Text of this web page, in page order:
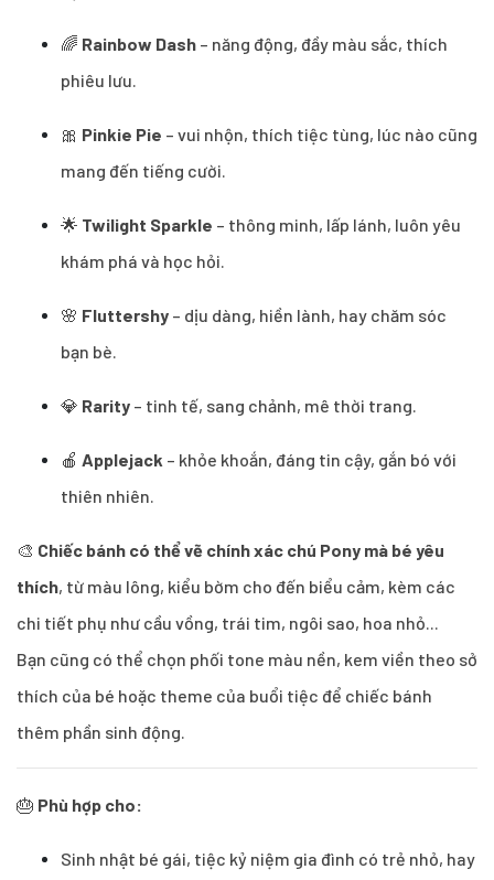
🌈 Rainbow Dash – năng động, đầy màu sắc, thích
phiêu lưu.
🎀 Pinkie Pie – vui nhộn, thích tiệc tùng, lúc nào cũng
mang đến tiếng cười.
🌟 Twilight Sparkle – thông minh, lấp lánh, luôn yêu
khám phá và học hỏi.
🌸 Fluttershy – dịu dàng, hiền lành, hay chăm sóc
bạn bè.
💎 Rarity – tinh tế, sang chảnh, mê thời trang.
🍎 Applejack – khỏe khoắn, đáng tin cậy, gắn bó với
thiên nhiên.
🎨 Chiếc bánh có thể vẽ chính xác chú Pony mà bé yêu
thích, từ màu lông, kiểu bờm cho đến biểu cảm, kèm các
chi tiết phụ như cầu vồng, trái tim, ngôi sao, hoa nhỏ...
Bạn cũng có thể chọn phối tone màu nền, kem viền theo sở
thích của bé hoặc theme của buổi tiệc để chiếc bánh
thêm phần sinh động.
🎂 Phù hợp cho:
Sinh nhật bé gái, tiệc kỷ niệm gia đình có trẻ nhỏ, hay